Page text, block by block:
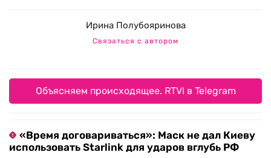
Ирина Полубояринова
Связаться с автором
Объясняем происходящее. RTVI в Telegram
«Время договариваться»: Маск не дал Киеву
использовать Starlink для ударов вглубь РФ